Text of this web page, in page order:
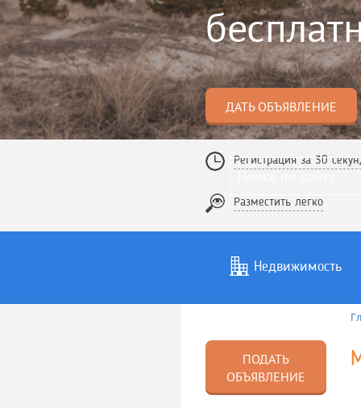
ДАТЬ ОБЪЯВЛЕНИЕ
Регистрация за 30
Разместить легко
Недвижимость
Услуги
ПОДАТЬ
ОБЪЯВЛЕНИЕ